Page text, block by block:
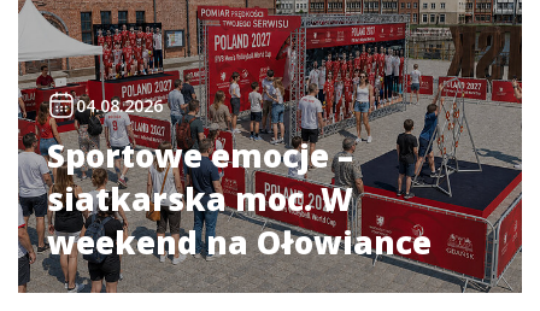
04.08.2026
Sportowe emocje –
siatkarska moc. W
weekend na Ołowiance